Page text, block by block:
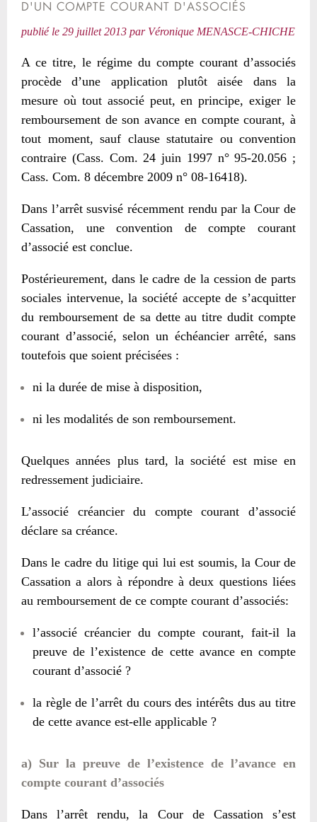
D'UN COMPTE COURANT D'ASSOCIÉS
publié le 29 juillet 2013 par Véronique MENASCE-CHICHE
A ce titre, le régime du compte courant d’associés
procède d’une application plutôt aisée dans la
mesure où tout associé peut, en principe, exiger le
remboursement de son avance en compte courant, à
tout moment, sauf clause statutaire ou convention
contraire (Cass. Com. 24 juin 1997 n° 95-20.056 ;
Cass. Com. 8 décembre 2009 n° 08-16418).
Dans l’arrêt susvisé récemment rendu par la Cour de
Cassation, une convention de compte courant
d’associé est conclue.
Postérieurement, dans le cadre de la cession de parts
sociales intervenue, la société accepte de s’acquitter
du remboursement de sa dette au titre dudit compte
courant d’associé, selon un échéancier arrêté, sans
toutefois que soient précisées :
ni la durée de mise à disposition,
ni les modalités de son remboursement.
Quelques années plus tard, la société est mise en
redressement judiciaire.
L’associé créancier du compte courant d’associé
déclare sa créance.
Dans le cadre du litige qui lui est soumis, la Cour de
Cassation a alors à répondre à deux questions liées
au remboursement de ce compte courant d’associés:
l’associé créancier du compte courant, fait-il la
preuve de l’existence de cette avance en compte
courant d’associé ?
la règle de l’arrêt du cours des intérêts dus au titre
de cette avance est-elle applicable ?
a) Sur la preuve de l’existence de l’avance en
compte courant d’associés
Dans l’arrêt rendu, la Cour de Cassation s’est